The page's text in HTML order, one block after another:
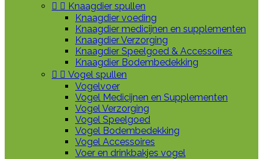
  Knaagdier spullen
Knaagdier voeding
Knaagdier medicijnen en supplementen
Knaagdier Verzorging
Knaagdier Speelgoed & Accessoires
Knaagdier Bodembedekking
  Vogel spullen
Vogelvoer
Vogel Medicijnen en Supplementen
Vogel Verzorging
Vogel Speelgoed
Vogel Bodembedekking
Vogel Accessoires
Voer en drinkbakjes vogel